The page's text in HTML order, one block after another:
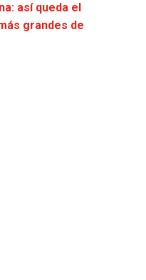
así queda el
grandes de